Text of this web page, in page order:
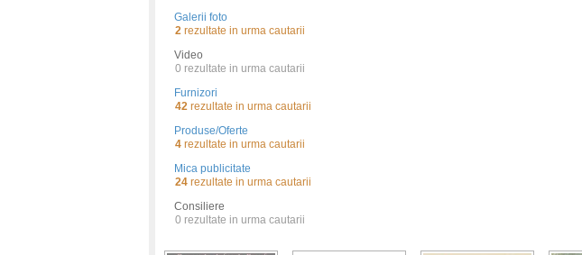
Galerii foto
2 rezultate in urma cautarii
Video
0 rezultate in urma cautarii
Furnizori
42 rezultate in urma cautarii
Produse/Oferte
4 rezultate in urma cautarii
Mica publicitate
24 rezultate in urma cautarii
Consiliere
0 rezultate in urma cautarii